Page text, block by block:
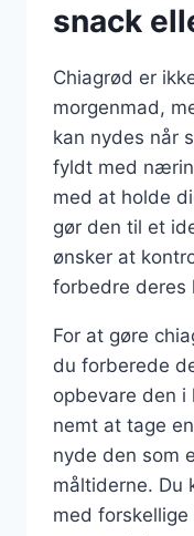
snack
Chiagrød er
morgenmad,
kan nydes når
fyldt med
med at holde
gør den til et
ønsker at
forbedre deres
For at gøre
du forberede
opbevare den
nemt at tage
nyde den som
måltiderne. Du
med